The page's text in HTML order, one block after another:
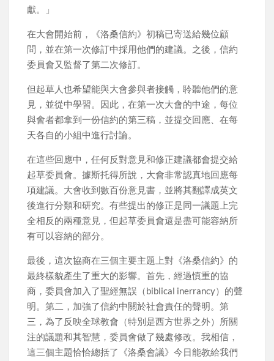
獻。」
在大會開始前，《洛桑信約》初稿已寄送給幾位顧
問，並在第一次修訂中採用他們的建議。之後，信約
委員會又監督了第二次修訂。
但起草人也希望能與大會參與者接觸，聆聽他們的意
見，並從中學習。因此，在第一次大會的中途，每位
與會者都拿到一份信約的第三稿，並提交回應、在每
天各自的小組中進行討論。
在這些回應中，任何反對意見和修正建議都會提交給
起草委員會。據斯托得所說，大會非常認真地回應每
項建議。大會收到數百份意見書，並將其翻譯成英文
後進行分類和研究。有些提出的修正是同一議題上完
全相反的兩種意見，但起草委員會還是盡可能容納所
有可以容納的部分。
最後，這次協商在三個主要主題上對《洛桑信約》的
最終樣貌產生了重大的影響。首先，經過慎重的協
商，委員會加入了聖經無誤（biblical inerrancy）的聲
明。第二，加強了信約中關於社會責任的聲明。第
三，為了反映全球教會（特別是西方世界之外）所關
注的議題和其智慧，委員會做了幾處修改。我相信，
這三個主題恰恰總括了《洛桑會議》今日能教給我們